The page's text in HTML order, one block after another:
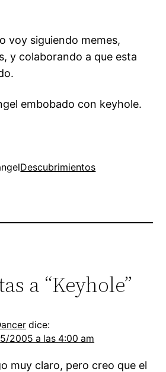
voy siguiendo memes,
y colaborando a que esta
embobado con keyhole.
Descubrimientos
a “Keyhole”
dice:
2005 a las 4:00 am
muy claro, pero creo que el